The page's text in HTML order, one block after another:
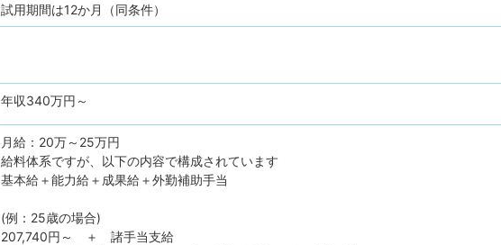
試用期間は12か月（同条件）
年収340万円 ～
月給：20万～25万円
給料体系ですが、以下の内容で構成されています
基本給＋能力給＋成果給＋外勤補助手当
(例：25歳の場合)
207,740円～ ＋ 諸手当支給